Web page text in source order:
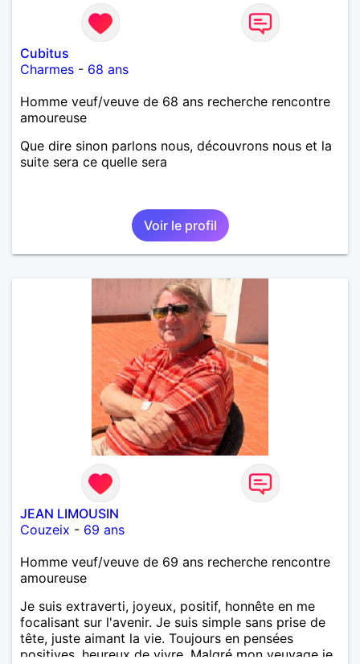
Cubitus
Charmes - 68 ans
Homme veuf/veuve de 68 ans recherche rencontre
amoureuse
Que dire sinon parlons nous, découvrons nous et la
suite sera ce quelle sera
Voir le profil
JEAN LIMOUSIN
Couzeix - 69 ans
Homme veuf/veuve de 69 ans recherche rencontre
amoureuse
Je suis extraverti, joyeux, positif, honnête en me
focalisant sur l'avenir. Je suis simple sans prise de
tête, juste aimant la vie. Toujours en pensées
positives, heureux de vivre. Malgré mon veuvage je